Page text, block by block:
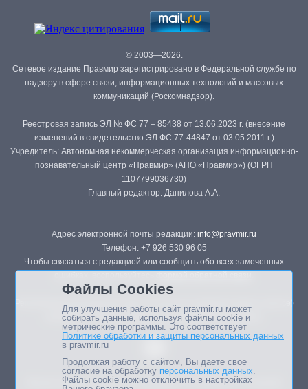
© 2003—2026.
Сетевое издание Правмир зарегистрировано в Федеральной службе по
надзору в сфере связи, информационных технологий и массовых
коммуникаций (Роскомнадзор).
Реестровая запись ЭЛ № ФС 77 – 85438 от 13.06.2023 г. (внесение
изменений в свидетельство ЭЛ ФС 77-44847 от 03.05.2011 г.)
Учредитель: Автономная некоммерческая организация информационно-
познавательный центр «Правмир» (АНО «Правмир») (ОГРН
1107799036730)
Главный редактор: Данилова А.А.
Адрес электронной почты редакции: info@pravmir.ru
Телефон: +7 926 530 96 05
Чтобы связаться с редакцией или сообщить обо всех замеченных
Републикация материалов сайта в печатных изданиях (книгах, прессе)
возможна только с письменного разрешения редакции.
Мнение авторов статей портала может не совпадать с позицией
Файлы Cookies
Для улучшения работы сайт pravmir.ru может
собирать данные, используя файлы cookie и
метрические программы. Это соответствует
Политике обработки и защиты персональных данных
в pravmir.ru
Продолжая работу с сайтом, Вы даете свое
согласие на обработку персональных данных.
Файлы cookie можно отключить в настройках